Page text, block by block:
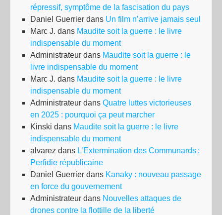
répressif, symptôme de la fascisation du pays
Daniel Guerrier dans Un film n’arrive jamais seul
Marc J. dans Maudite soit la guerre : le livre
indispensable du moment
Administrateur dans Maudite soit la guerre : le
livre indispensable du moment
Marc J. dans Maudite soit la guerre : le livre
indispensable du moment
Administrateur dans Quatre luttes victorieuses
en 2025 : pourquoi ça peut marcher
Kinski dans Maudite soit la guerre : le livre
indispensable du moment
alvarez dans L’Extermination des Communards :
Perfidie républicaine
Daniel Guerrier dans Kanaky : nouveau passage
en force du gouvernement
Administrateur dans Nouvelles attaques de
drones contre la flottille de la liberté